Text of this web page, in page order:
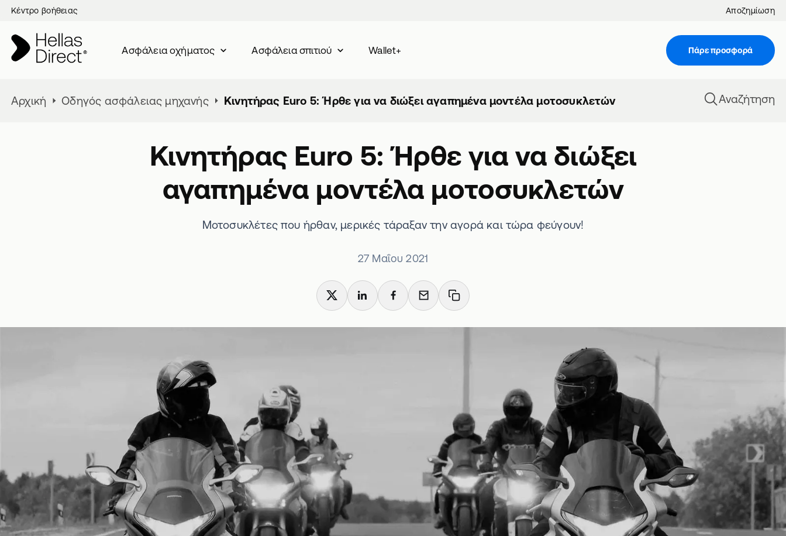
Κέντρο βοήθειας Αποζημίωση
Πάρε προσφορά
Ασφάλεια oχήματος Ασφάλεια σπιτιού Wallet+
Αρχική Οδηγός ασφάλειας μηχανής Κινητήρας Euro 5: Ήρθε για να διώξει αγαπημένα μοντέλα μοτοσυκλετών Αναζήτηση
Κινητήρας Euro 5: Ήρθε για να διώξει
αγαπημένα μοντέλα μοτοσυκλετών
Μοτοσυκλέτες που ήρθαν, μερικές τάραξαν την αγορά και τώρα φεύγουν!
27 Μαΐου 2021
X LinkedInFacebook
Email Copy link